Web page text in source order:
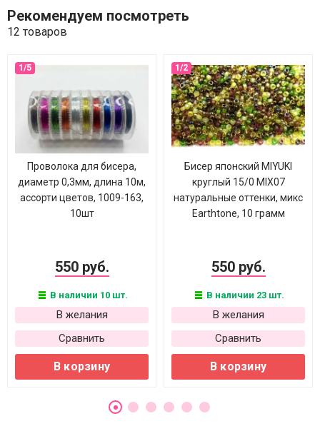
Рекомендуем посмотреть
12 товаров
Проволока для бисера,
диаметр 0,3мм, длина 10м,
ассорти цветов, 1009-163,
10шт
550 руб.
В наличии 10 шт.
В желания
Сравнить
В корзину
Бисер японский MIYUKI
круглый 15/0 MIX07
натуральные оттенки, микс
Earthtone, 10 грамм
550 руб.
В наличии 23 шт.
В желания
Сравнить
В корзину